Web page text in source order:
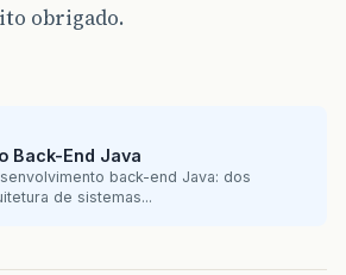
obrigado.
Back-End Java
back-end Java: dos
de sistemas...